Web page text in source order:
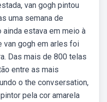
van gogh pintou
uma semana de
ainda estava em meio à
van gogh em arles foi
Das mais de 800 telas
entre as mais
o the convsersation,
pela cor amarela